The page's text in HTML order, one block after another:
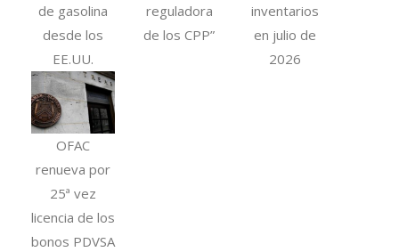
de gasolina
desde los
EE.UU.
reguladora
de los CPP”
inventarios
en julio de
2026
OFAC
renueva por
25ª vez
licencia de los
bonos PDVSA